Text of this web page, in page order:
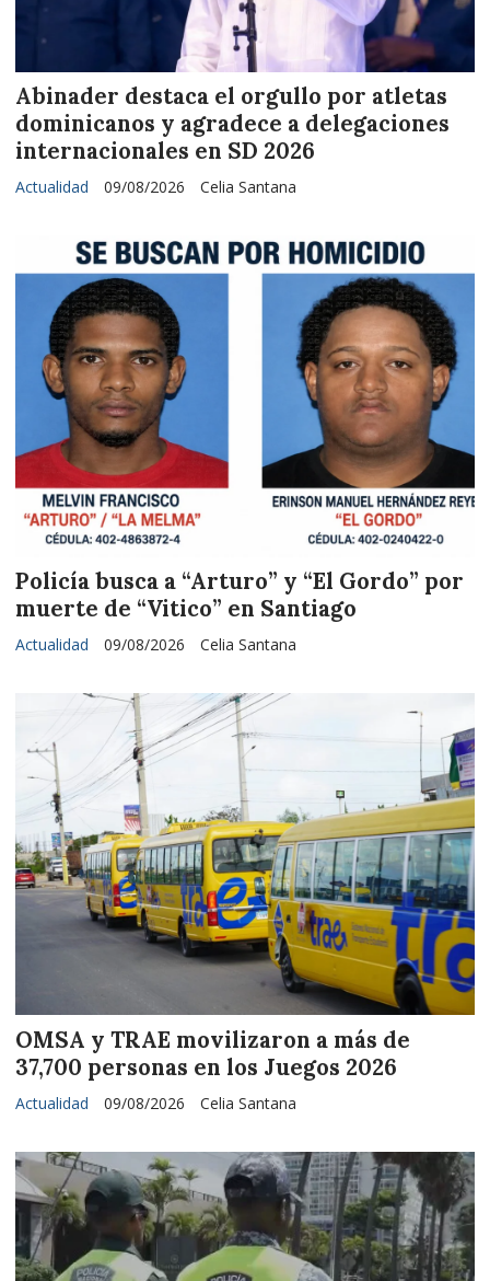
Abinader destaca el orgullo por atletas
dominicanos y agradece a delegaciones
internacionales en SD 2026
Celia Santana
Actualidad 09/08/2026
Policía busca a “Arturo” y “El Gordo” por
muerte de “Vitico” en Santiago
Celia Santana
Actualidad 09/08/2026
OMSA y TRAE movilizaron a más de
37,700 personas en los Juegos 2026
Celia Santana
Actualidad 09/08/2026